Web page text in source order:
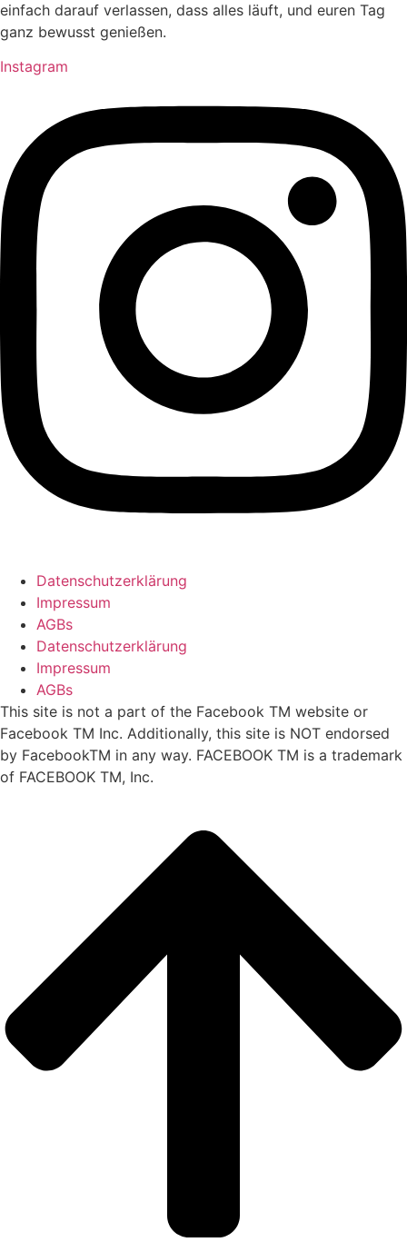
einfach darauf verlassen, dass alles läuft, und euren Tag
ganz bewusst genießen.
Instagram
Datenschutzerklärung
Impressum
AGBs
Datenschutzerklärung
Impressum
AGBs
This site is not a part of the Facebook TM website or
Facebook TM Inc. Additionally, this site is NOT endorsed
by FacebookTM in any way. FACEBOOK TM is a trademark
of FACEBOOK TM, Inc.